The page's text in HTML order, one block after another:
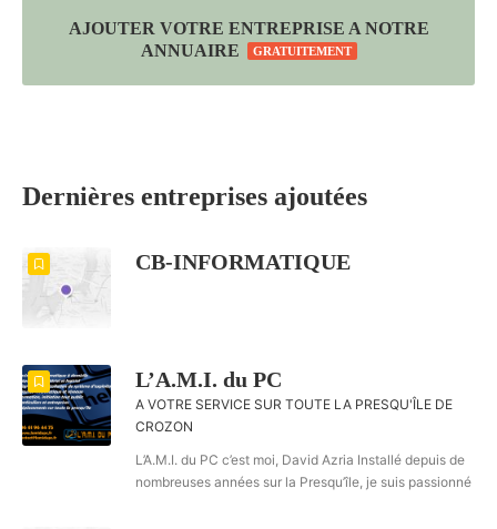
AJOUTER VOTRE ENTREPRISE A NOTRE
ANNUAIRE
GRATUITEMENT
Dernières entreprises ajoutées
CB-INFORMATIQUE
L’A.M.I. du PC
A VOTRE SERVICE SUR TOUTE LA PRESQU'ÎLE DE
CROZON
L’A.M.I. du PC c’est moi, David Azria Installé depuis de
nombreuses années sur la Presqu’île, je suis passionné